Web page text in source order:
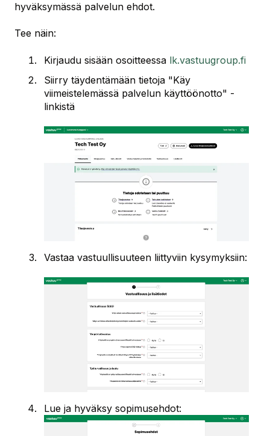
hyväksymässä palvelun ehdot.
Tee näin:
Kirjaudu sisään osoitteessa lk.vastuugroup.fi
Siirry täydentämään tietoja "Käy
viimeistelemässä palvelun käyttöönotto" -
linkistä
Vastaa vastuullisuuteen liittyviin kysymyksiin:
Lue ja hyväksy sopimusehdot: